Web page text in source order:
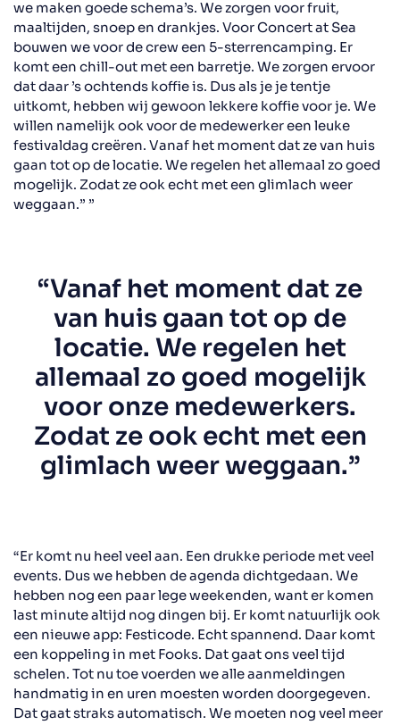
we maken goede schema’s. We zorgen voor fruit,
maaltijden, snoep en drankjes. Voor Concert at Sea
bouwen we voor de crew een 5-sterrencamping. Er
komt een chill-out met een barretje. We zorgen ervoor
dat daar ’s ochtends koffie is. Dus als je je tentje
uitkomt, hebben wij gewoon lekkere koffie voor je. We
willen namelijk ook voor de medewerker een leuke
festivaldag creëren. Vanaf het moment dat ze van huis
gaan tot op de locatie. We regelen het allemaal zo goed
mogelijk. Zodat ze ook echt met een glimlach weer
weggaan.” ”
“Vanaf het moment dat ze
van huis gaan tot op de
locatie. We regelen het
allemaal zo goed mogelijk
voor onze medewerkers.
Zodat ze ook echt met een
glimlach weer weggaan.”
“Er komt nu heel veel aan. Een drukke periode met veel
events. Dus we hebben de agenda dichtgedaan. We
hebben nog een paar lege weekenden, want er komen
last minute altijd nog dingen bij. Er komt natuurlijk ook
een nieuwe app: Festicode. Echt spannend. Daar komt
een koppeling in met Fooks. Dat gaat ons veel tijd
schelen. Tot nu toe voerden we alle aanmeldingen
handmatig in en uren moesten worden doorgegeven.
Dat gaat straks automatisch. We moeten nog veel meer